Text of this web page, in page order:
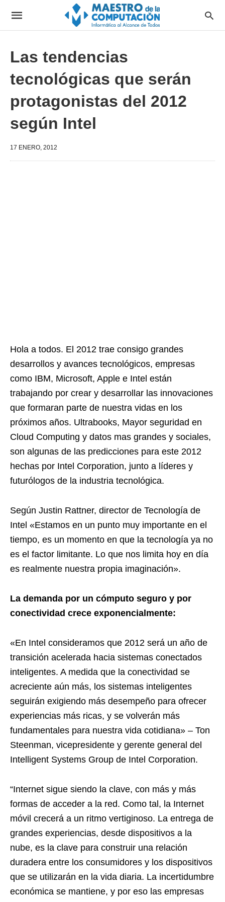
Las tendencias
tecnológicas que serán
protagonistas del 2012
según Intel
17 ENERO, 2012
Hola a todos. El 2012 trae consigo grandes
desarrollos y avances tecnológicos, empresas
como IBM, Microsoft, Apple e Intel están
trabajando por crear y desarrollar las innovaciones
que formaran parte de nuestra vidas en los
próximos años. Ultrabooks, Mayor seguridad en
Cloud Computing y datos mas grandes y sociales,
son algunas de las predicciones para este 2012
hechas por Intel Corporation, junto a líderes y
futurólogos de la industria tecnológica.
Según Justin Rattner, director de Tecnología de
Intel «Estamos en un punto muy importante en el
tiempo, es un momento en que la tecnología ya no
es el factor limitante. Lo que nos limita hoy en día
es realmente nuestra propia imaginación».
La demanda por un cómputo seguro y por
conectividad crece exponencialmente:
«En Intel consideramos que 2012 será un año de
transición acelerada hacia sistemas conectados
inteligentes. A medida que la conectividad se
acreciente aún más, los sistemas inteligentes
seguirán exigiendo más desempeño para ofrecer
experiencias más ricas, y se volverán más
fundamentales para nuestra vida cotidiana» – Ton
Steenman, vicepresidente y gerente general del
Intelligent Systems Group de Intel Corporation.
“Internet sigue siendo la clave, con más y más
formas de acceder a la red. Como tal, la Internet
móvil crecerá a un ritmo vertiginoso. La entrega de
grandes experiencias, desde dispositivos a la
nube, es la clave para construir una relación
duradera entre los consumidores y los dispositivos
que se utilizarán en la vida diaria. La incertidumbre
económica se mantiene, y por eso las empresas